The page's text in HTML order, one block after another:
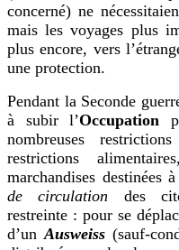
concerné) ne
mais les voyages plus
plus encore, vers
une protection.
Pendant la Seconde
à subir l’Occupation
nombreuses
restrictions
marchandises destinées
de circulation des
restreinte : pour se
d’unAusweiss (sauf-